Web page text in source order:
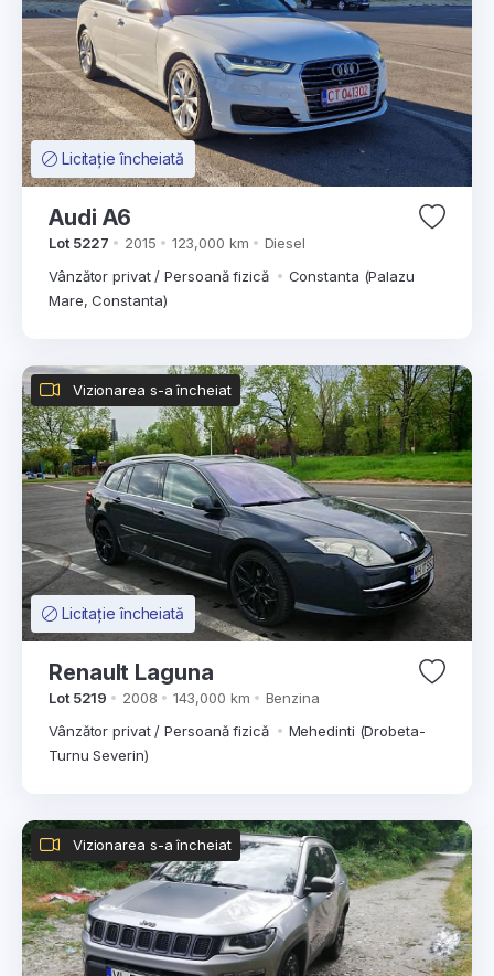
Licitație încheiată
Audi A6
Lot 5227 2015 123,000 km
Diesel
Vânzător privat / Persoană fizică
Constanta (Palazu
Mare, Constanta)
Licitație încheiată
Vizionarea s-a încheiat
Renault Laguna
Lot 5219 2008 143,000 km
Benzina
Vânzător privat / Persoană fizică
Mehedinti (Drobeta-
Turnu Severin)
Vizionarea s-a încheiat